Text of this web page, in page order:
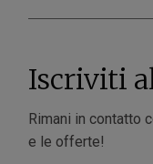
Iscriviti
Rimani in contatto
e le offerte!